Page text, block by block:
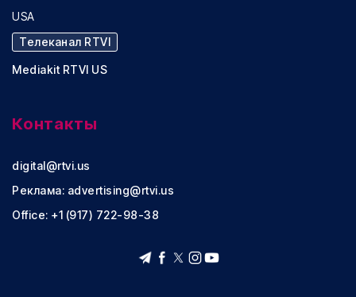
USA
Телеканал RTVI
Mediakit RTVI US
Контакты
digital@rtvi.us
Реклама: advertising@rtvi.us
Office: +1 (917) 722-98-38